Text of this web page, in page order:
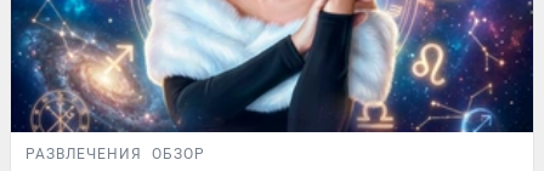
РАЗВЛЕЧЕНИЯ ОБЗОР